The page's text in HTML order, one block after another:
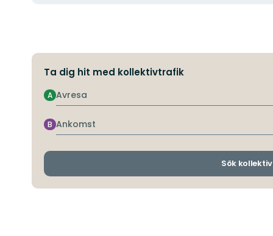
Ta dig hit med kollektivtrafik
Avresa
A
Ankomst
B
Sök